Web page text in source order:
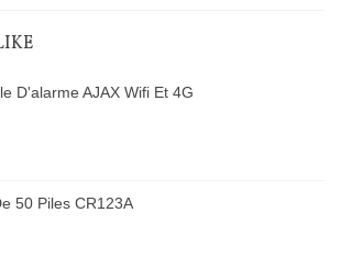
D'alarme AJAX Wifi Et 4G
50 Piles CR123A